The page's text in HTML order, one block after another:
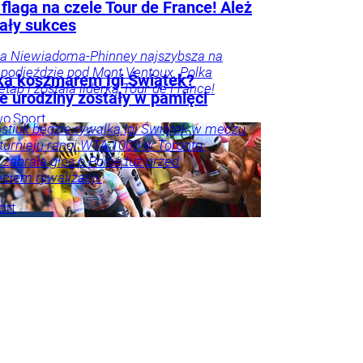
na czele Tour de France! Ależ
sukces
Niewiadoma-Phinney najszybsza na
pod Mont Ventoux. Polka
i została liderką Tour de France!
Sport
koszmarem Igi Świątek?
urodziny zostały w pamięci
będzie rywalką Igi Świątek w meczu
rangi WTA 1000 w Toronto.
głos o Polce tuż przed
rywalizacji.